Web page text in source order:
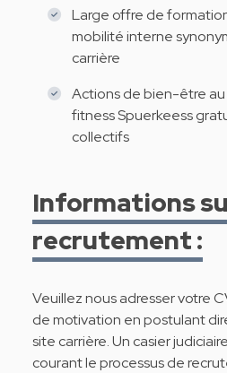
Large offre de
mobilité interne
carrière
Actions de bien-être
fitness Spuerkeess
collectifs
Informations
recrutement :
Veuillez nous adresser votre
de motivation en postulant
site carrière. Un casier
courant le processus de